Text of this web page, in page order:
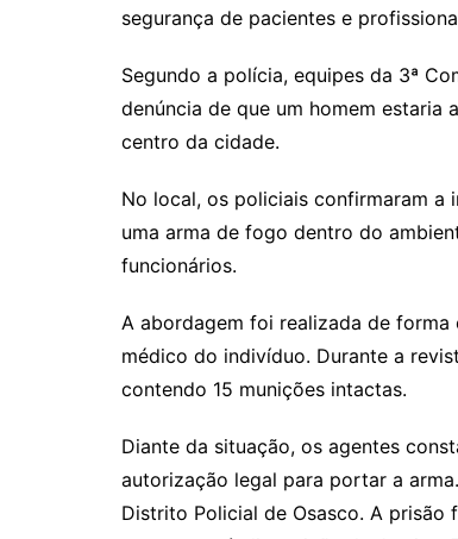
segurança de pacientes e
Segundo a polícia, equipes da 3ª
denúncia de que um homem estaria
centro da cidade.
No local, os policiais confirmaram a
uma arma de fogo dentro do
funcionários.
A abordagem foi realizada de
médico do indivíduo. Durante a
contendo 15 munições intactas.
Diante da situação, os agentes
autorização legal para portar a
Distrito Policial de Osasco. A